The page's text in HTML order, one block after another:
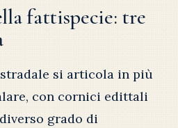
fattispecie: tre
si articola in più
con cornici edittali
grado di